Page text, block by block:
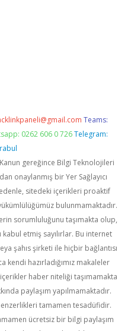
Teams:
0262 606 0 726 Telegram:
Kanun gereğince Bilgi Teknolojileri
onaylanmış bir Yer Sağlayıcı
sitedeki içerikleri proaktif
bulunmamaktadır.
sorumluluğunu taşımakta olup,
etmiş sayılırlar. Bu internet
şahıs şirketi ile hiçbir bağlantısı
kendi hazırladığımız makaleler
haber niteliği taşımamakta
paylaşım yapılmamaktadır.
tamamen tesadüfidir.
ücretsiz bir bilgi paylaşım